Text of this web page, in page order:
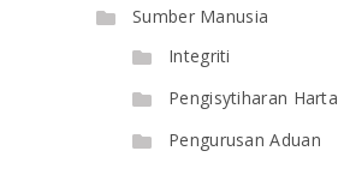
Sumber Manusia
Integriti
Pengisytiharan Harta
Pengurusan Aduan